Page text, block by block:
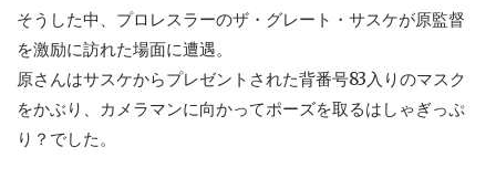
そうした中、プロレスラーのザ・グレート・サスケが原監督
を激励に訪れた場面に遭遇。
原さんはサスケからプレゼントされた背番号83入りのマスク
をかぶり、カメラマンに向かってポーズを取るはしゃぎっぷ
り？でした。